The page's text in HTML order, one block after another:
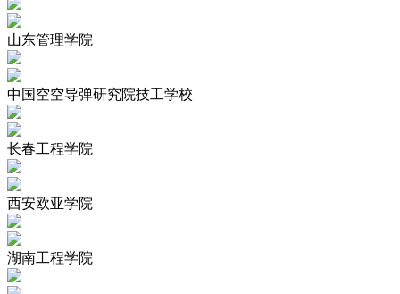
山东管理学院
中国空空导弹研究院技工学校
长春工程学院
西安欧亚学院
湖南工程学院